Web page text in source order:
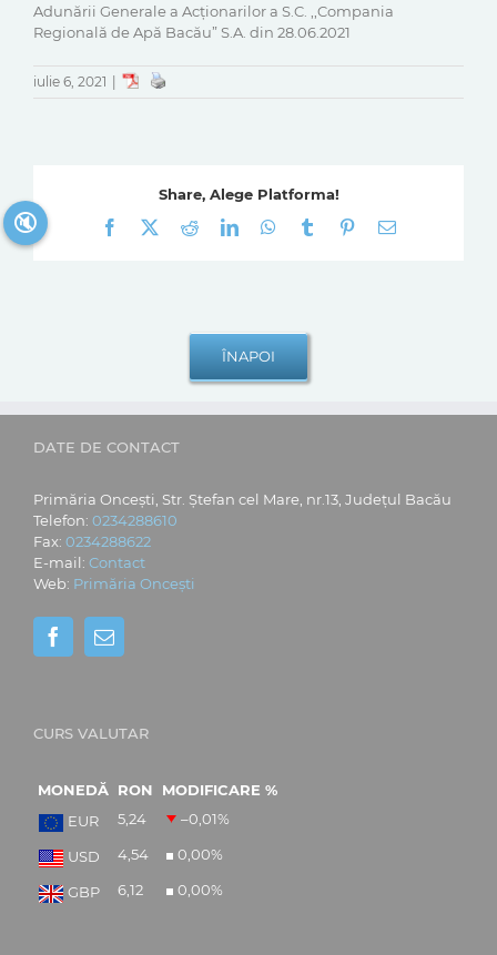
Adunării Generale a Acționarilor a S.C. ,,Compania
Regională de Apă Bacău” S.A. din 28.06.2021
iulie 6, 2021
Share, Alege Platforma!
Facebook
RedditLinkedInWhatsApp
Tumblr Pinterest
E-
DATE DE CONTACT
Primăria Oncești, Str. Ștefan cel Mare, nr.13, Județul Bacău
Telefon: 0234288610
Fax: 0234288622
E-mail: Contact
Web: Primăria Oncești
CURS VALUTAR
MONEDĂ RON
MODIFICARE %
EUR
5,24 –0,01%
USD 4,54 0,00%
GBP 6,12 0,00%
🔇